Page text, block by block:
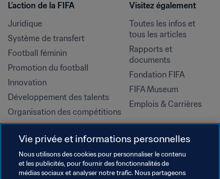
L’action de la FIFA
Juridique
Système de transfert
Football féminin
Promotion du football
Innovation
Développement des talents
Organisation des compétitions
Développement durable
Droits de l'homme et lutte contre
la discrimination
Santé et médical
Visitez également
Toutes les infos et
tous les articles
Rapports et
documents
Fondation FIFA
FIFA Museum
Emplois & Carrières
Vie privée et informations personnelles
Nous utilisons des cookies pour personnaliser le contenu
et les publicités, pour fournir des fonctionnalités de
médias sociaux et analyser notre trafic. Nous partageons